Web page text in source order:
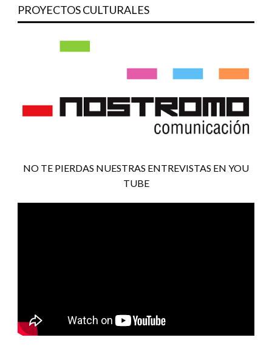
PROYECTOS CULTURALES
NO TE PIERDAS NUESTRAS ENTREVISTAS EN YOU
TUBE